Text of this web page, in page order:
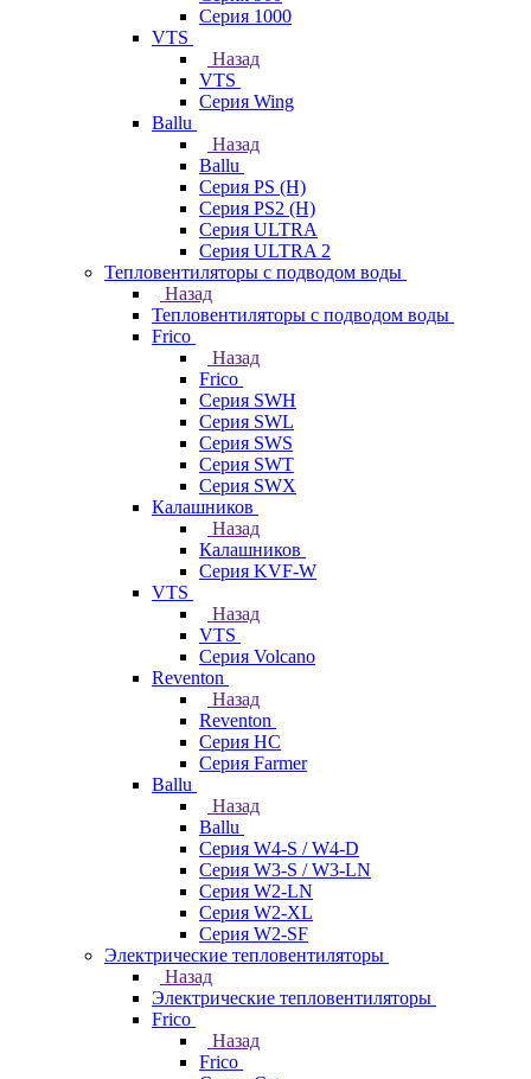
Серия 1000
VTS
Назад
VTS
Серия Wing
Ballu
Назад
Ballu
Серия PS (H)
Серия PS2 (H)
Серия ULTRA
Серия ULTRA 2
Тепловентиляторы с подводом воды
Назад
Тепловентиляторы с подводом воды
Frico
Назад
Frico
Серия SWH
Серия SWL
Серия SWS
Серия SWT
Серия SWX
Калашников
Назад
Калашников
Серия KVF-W
VTS
Назад
VTS
Серия Volcano
Reventon
Назад
Reventon
Серия HC
Серия Farmer
Ballu
Назад
Ballu
Серия W4-S / W4-D
Серия W3-S / W3-LN
Серия W2-LN
Серия W2-XL
Серия W2-SF
Электрические тепловентиляторы
Назад
Электрические тепловентиляторы
Frico
Назад
Frico